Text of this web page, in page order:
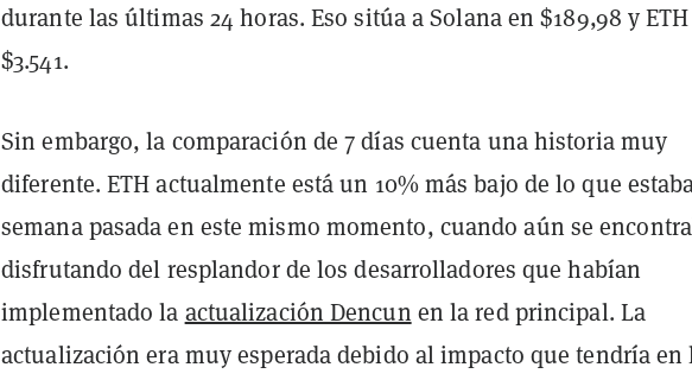
durante las últimas 24 horas. Eso sitúa a Solana en$189,98 y
$3.541.
Sin embargo, la comparación de 7 días cuenta una historia muy
diferente. ETH actualmente está un 10% más bajo de lo que
semana pasada en este mismo momento, cuando aún se
disfrutando del resplandor de los desarrolladores que habían
implementado la actualización Dencun en la red principal. La
actualización era muy esperada debido al impacto que tendría en